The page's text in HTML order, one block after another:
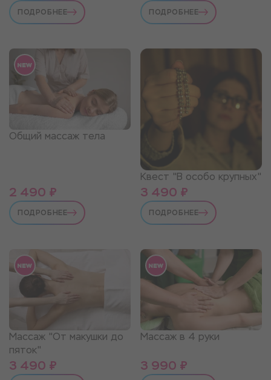
ПОДРОБНЕЕ ПОДРОБНЕЕ
Общий массаж тела
2 490 ₽
ПОДРОБНЕЕ
Квест "В особо крупных"
3 490 ₽
ПОДРОБНЕЕ
Массаж "От макушки до
пяток"
3 490 ₽
Массаж в 4 руки
3 990 ₽